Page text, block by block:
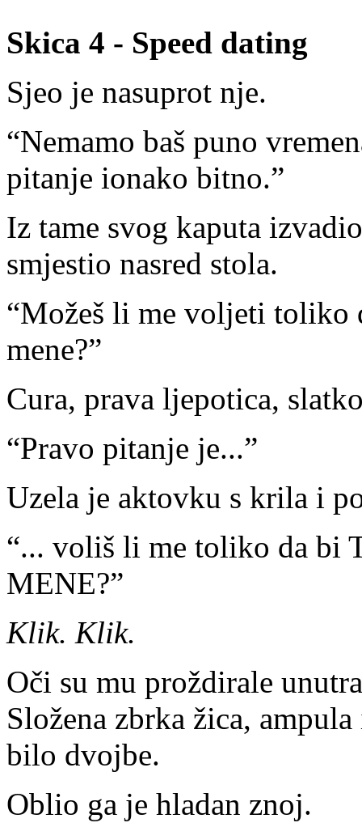
Skica 4 - Speed dating
Sjeo je nasuprot nje.
“Nemamo baš puno
pitanje ionako bitno.”
Iz tame svog kaputa
smjestio nasred stola.
“Možeš li me voljeti toliko
mene?”
Cura, prava ljepotica,
“Pravo pitanje je...”
Uzela je aktovku s krila i
“... voliš li me toliko da bi
MENE?”
Klik. Klik.
Oči su mu proždirale
Složena zbrka žica,
bilo dvojbe.
Oblio ga je hladan znoj.